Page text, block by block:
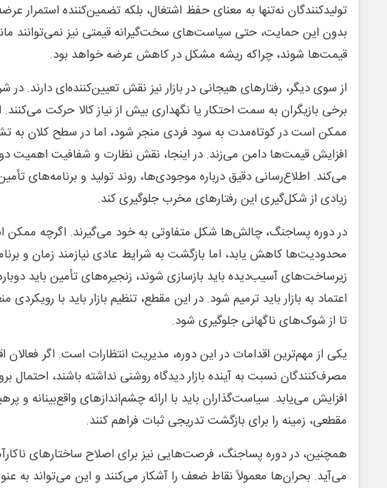
تولیدکنندگان نه‌تنها به معنای حفظ اشتغال، بلکه تضمین‌کننده استمرار
بدون این حمایت، حتی سیاست‌های سخت‌گیرانه قیمتی نیز نمی‌توانند
قیمت‌ها شوند، چراکه ریشه مشکل در کاهش عرضه خواهد بود.
از سوی دیگر، رفتارهای هیجانی در بازار نیز نقش تعیین‌کننده‌ای دارند. در
برخی بازیگران به سمت احتکار یا نگهداری بیش از نیاز کالا حرکت می‌کنند.
ممکن است در کوتاه‌مدت به سود فردی منجر شود، اما در سطح کلان به
افزایش قیمت‌ها دامن می‌زند. در اینجا، نقش نظارت و شفافیت اهمیت
می‌کند. اطلاع‌رسانی دقیق درباره موجودی‌ها، روند تولید و برنامه‌های
زیادی از شکل‌گیری این رفتارهای مخرب جلوگیری کند.
در دوره پسا‌جنگ، چالش‌ها شکل متفاوتی به خود می‌گیرند. اگرچه
محدودیت‌ها کاهش یابد، اما بازگشت به شرایط عادی نیازمند زمان و
زیرساخت‌های آسیب‌دیده باید بازسازی شوند، زنجیره‌های تأمین باید
اعتماد به بازار باید ترمیم شود. در این مقطع، تنظیم بازار باید با رویکردی
تا از شوک‌های ناگهانی جلوگیری شود.
یکی از مهم‌ترین اقدامات در این دوره، مدیریت انتظارات است. اگر فعالان
مصرف‌کنندگان نسبت به آینده بازار دیدگاه روشنی نداشته باشند، احتمال
افزایش می‌یابد. سیاست‌گذاران باید با ارائه چشم‌اندازهای واقع‌بینانه و
مقطعی، زمینه را برای بازگشت تدریجی ثبات فراهم کنند.
همچنین، در دوره پساجنگ، فرصت‌هایی نیز برای اصلاح ساختارهای
می‌آید. بحران‌ها معمولاً نقاط ضعف را آشکار می‌کنند و این می‌تواند به